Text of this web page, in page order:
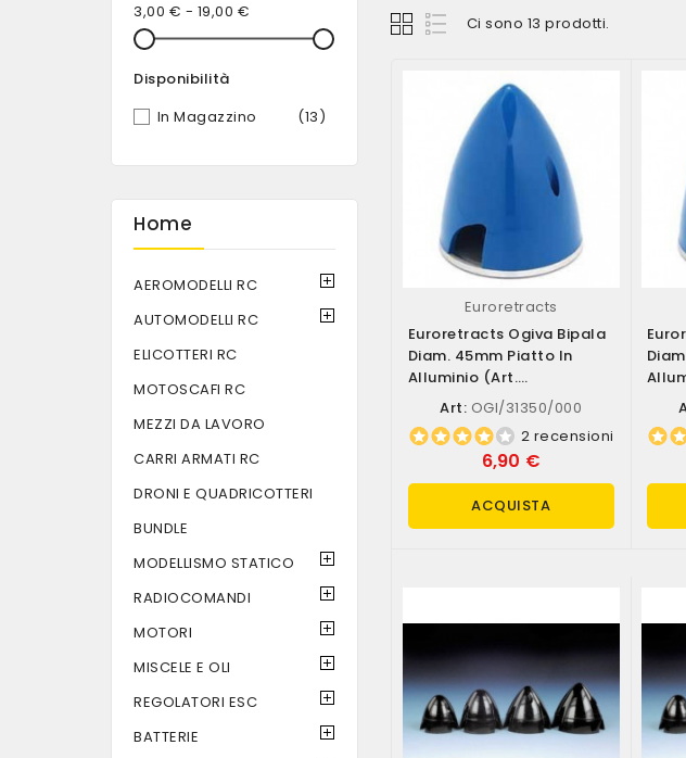
3,00 € - 19,00 €
Disponibilità
In Magazzino
(13)
Home
AEROMODELLI RC
AUTOMODELLI RC
ELICOTTERI RC
MOTOSCAFI RC
MEZZI DA LAVORO
CARRI ARMATI RC
DRONI E QUADRICOTTERI
BUNDLE
MODELLISMO STATICO
RADIOCOMANDI
MOTORI
MISCELE E OLI
REGOLATORI ESC
BATTERIE
Ci sono 13 prodotti.
Euroretracts
Euroretracts Ogiva Bipala
Diam. 45mm Piatto In
Alluminio (art.
OGI/31350/000)
Art: OGI/31350/000
2 recensioni
6,90 €
ACQUISTA